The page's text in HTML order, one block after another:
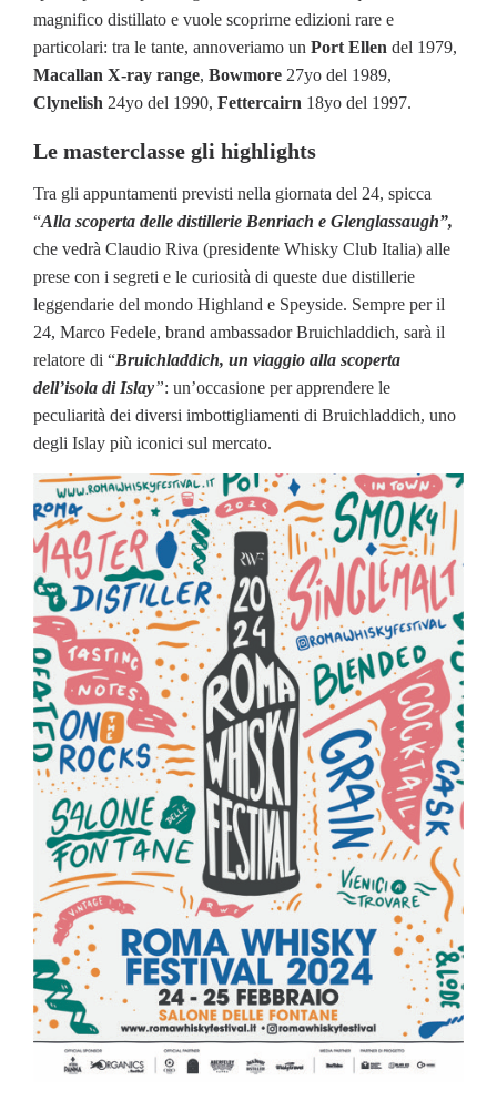
magnifico distillato e vuole scoprirne edizioni rare e
particolari: tra le tante, annoveriamo un Port Ellen del 1979,
Macallan X-ray range, Bowmore 27yo del 1989,
Clynelish 24yo del 1990, Fettercairn 18yo del 1997.
Le masterclasse gli highlights
Tra gli appuntamenti previsti nella giornata del 24, spicca
“Alla scoperta delle distillerie Benriach e Glenglassaugh”,
che vedrà Claudio Riva (presidente Whisky Club Italia) alle
prese con i segreti e le curiosità di queste due distillerie
leggendarie del mondo Highland e Speyside. Sempre per il
24, Marco Fedele, brand ambassador Bruichladdich, sarà il
relatore di “Bruichladdich, un viaggio alla scoperta
dell’isola di Islay”: un’occasione per apprendere le
peculiarità dei diversi imbottigliamenti di Bruichladdich, uno
degli Islay più iconici sul mercato.